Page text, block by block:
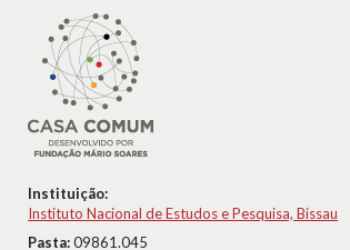
Instituição:
Instituto Nacional de Estudos e Pesquisa, Bissau
Pasta:09861.045